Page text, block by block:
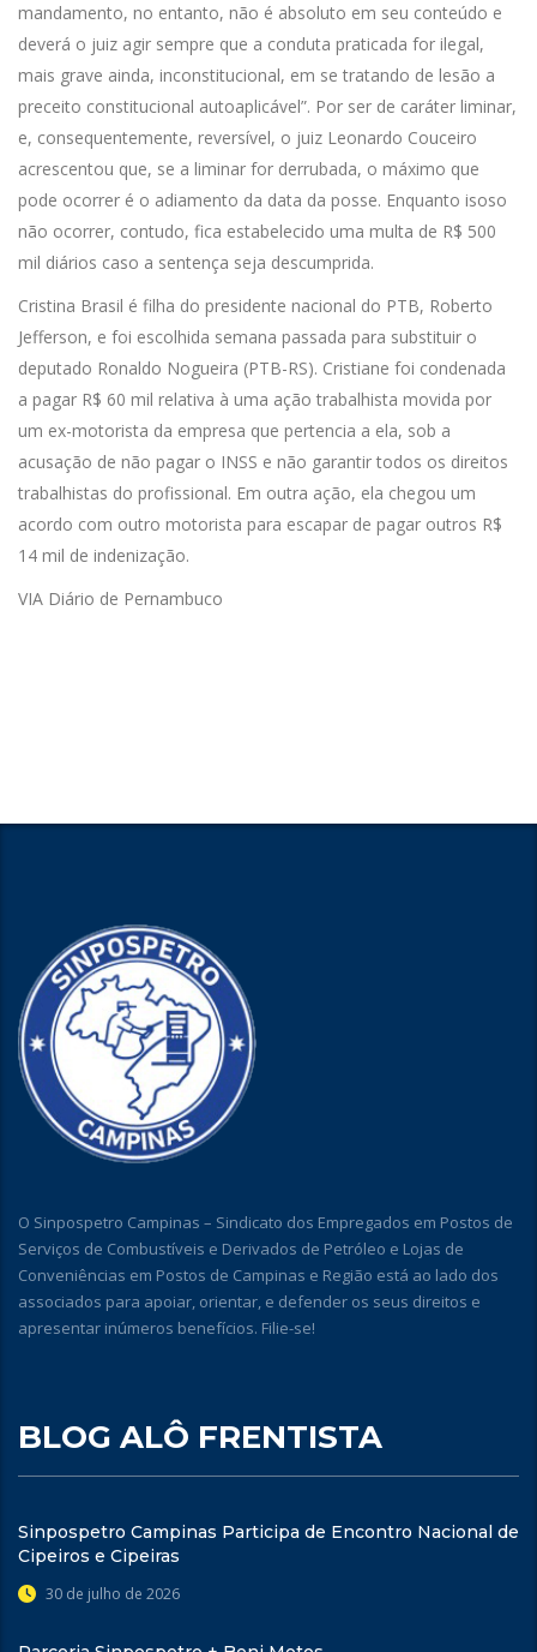
mandamento, no entanto, não é absoluto em seu conteúdo e
deverá o juiz agir sempre que a conduta praticada for ilegal,
mais grave ainda, inconstitucional, em se tratando de lesão a
preceito constitucional autoaplicável”. Por ser de caráter liminar,
e, consequentemente, reversível, o juiz Leonardo Couceiro
acrescentou que, se a liminar for derrubada, o máximo que
pode ocorrer é o adiamento da data da posse. Enquanto isoso
não ocorrer, contudo, fica estabelecido uma multa de R$ 500
mil diários caso a sentença seja descumprida.
Cristina Brasil é filha do presidente nacional do PTB, Roberto
Jefferson, e foi escolhida semana passada para substituir o
deputado Ronaldo Nogueira (PTB-RS). Cristiane foi condenada
a pagar R$ 60 mil relativa à uma ação trabalhista movida por
um ex-motorista da empresa que pertencia a ela, sob a
acusação de não pagar o INSS e não garantir todos os direitos
trabalhistas do profissional. Em outra ação, ela chegou um
acordo com outro motorista para escapar de pagar outros R$
14 mil de indenização.
VIA Diário de Pernambuco
O Sinpospetro Campinas – Sindicato dos Empregados em Postos de
Serviços de Combustíveis e Derivados de Petróleo e Lojas de
Conveniências em Postos de Campinas e Região está ao lado dos
associados para apoiar, orientar, e defender os seus direitos e
apresentar inúmeros benefícios. Filie-se!
BLOG ALÔ FRENTISTA
Sinpospetro Campinas Participa de Encontro Nacional de
Cipeiros e Cipeiras
30 de julho de 2026